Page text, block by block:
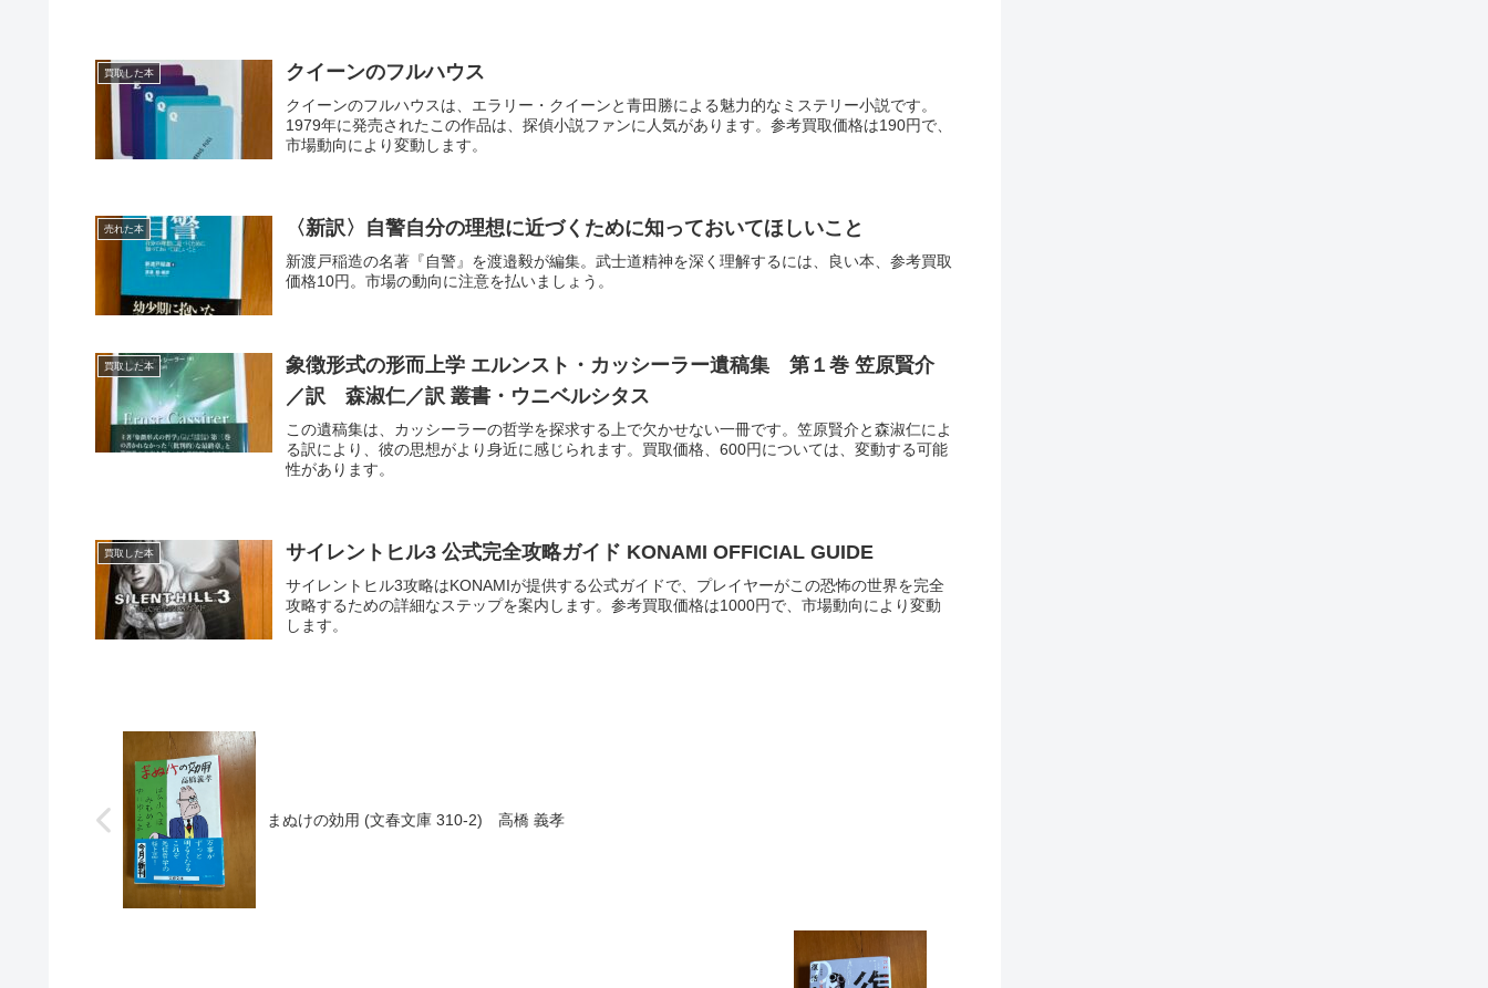
買取した本 クイーンのフルハウス
クイーンのフルハウスは、エラリー・クイーンと青田勝による魅力的なミステリー小説です。
1979年に発売されたこの作品は、探偵小説ファンに人気があります。参考買取価格は190円で、
市場動向により変動します。
売れた本 〈新訳〉自警自分の理想に近づくために知っておいてほしいこと
新渡戸稲造の名著『自警』を渡邉毅が編集。武士道精神を深く理解するには、良い本、参考買取
価格10円。市場の動向に注意を払いましょう。
買取した本
象徴形式の形而上学 エルンスト・カッシーラー遺稿集 第１巻 笠原賢介
／訳 森淑仁／訳 叢書・ウニベルシタス
この遺稿集は、カッシーラーの哲学を探求する上で欠かせない一冊です。笠原賢介と森淑仁によ
る訳により、彼の思想がより身近に感じられます。買取価格、600円については、変動する可能
性があります。
買取した本 サイレントヒル3 公式完全攻略ガイド KONAMI OFFICIAL GUIDE
サイレントヒル3攻略はKONAMIが提供する公式ガイドで、プレイヤーがこの恐怖の世界を完全
攻略するための詳細なステップを案内します。参考買取価格は1000円で、市場動向により変動
します。
まぬけの効用 (文春文庫 310-2) 高橋 義孝